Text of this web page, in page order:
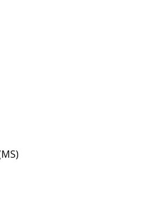
podem conter
causar danos
o funcionamento
que o fluido
contribuindo para
uma manutenção
dos filtros
possuem
os tornam
de sistemas